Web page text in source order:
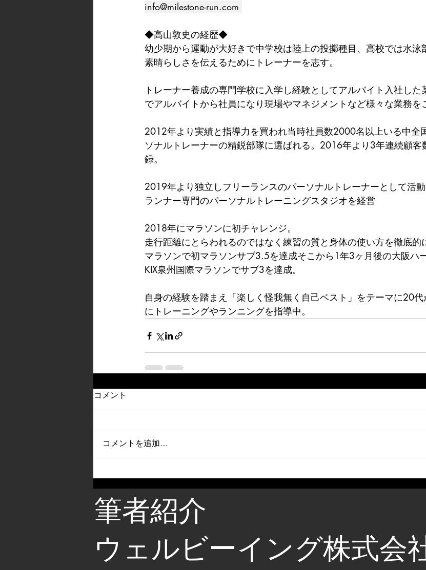
info@milestone-run.com
◆高山敦史の経歴◆
幼少期から運動が大好きで中学校は陸上の投擲種目、高校では水泳
素晴らしさを伝えるためにトレーナーを志す。
トレーナー養成の専門学校に入学し経験としてアルバイト入社し
でアルバイトから社員になり現場やマネジメントなど様々な業務を
2012年より実績と指導力を買われ当時社員数2000名以上いる中全
ソナルトレーナーの精鋭部隊に選ばれる。2016年より3年連続顧
録。
2019年より独立しフリーランスのパーソナルトレーナーとして活
ランナー専門のパーソナルトレーニングスタジオを経営
2018年にマラソンに初チャレンジ。
走行距離にとらわれるのではなく練習の質と身体の使い方を徹底
マラソンで初マラソンサブ3.5を達成そこから1年3ヶ月後の大阪ハ
KIX泉州国際マラソンでサブ3を達成。
自身の経験を踏まえ「楽しく怪我無く自己ベスト」をテーマに20
にトレーニングやランニングを指導中。
コメント
コメントを追加…
筆者紹介
ウェルビーイング株式会